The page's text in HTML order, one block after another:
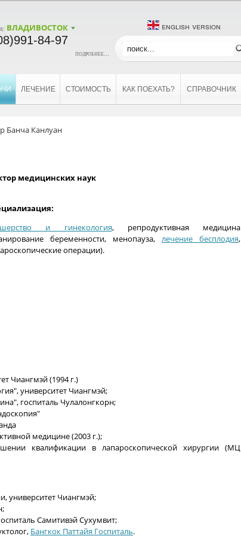
ВЛАДИВОСТОК
84-97
подробнее...
english version
ЛЕЧЕНИЕ СТОИМОСТЬ КАК ПОЕХАТЬ? СПРАВОЧНИК
Банча Канлуан
медицинских наук
и гинекология, репродуктивная медицина
беременности, менопауза, лечение бесплодия,
операции).
Чиангмэй (1994 г.)
университет Чиангмэй;
госпиталь Чулалонгкорн;
медицине (2003 г.);
квалификации в лапароскопической хирургии (МЦ
университет Чиангмэй;
Самитивэй Сухумвит;
Бангкок Паттайя Госпиталь.